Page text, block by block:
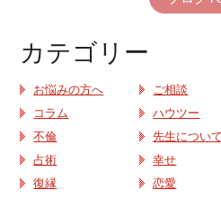
カテゴリー
お悩みの方へ ご相談
コラム
ハウツー
不倫
先生について
占術
幸せ
復縁
恋愛